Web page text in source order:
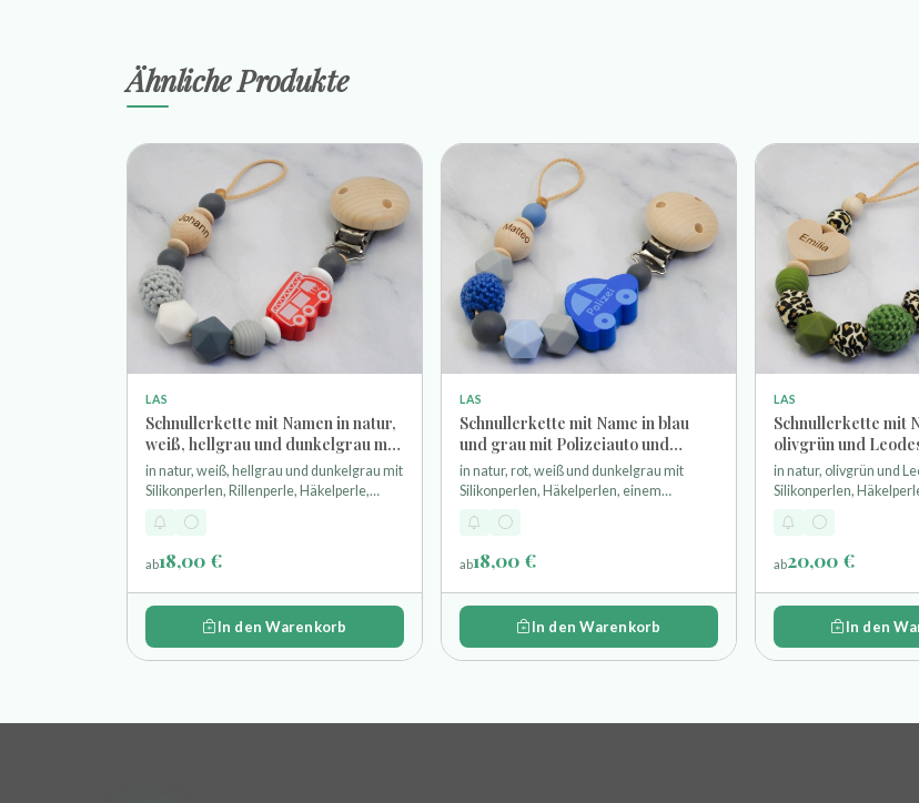
Ähnliche Produkte
LAS
Schnullerkette mit Namen in natur,
weiß, hellgrau und dunkelgrau mit
Wunschnamen und Feuerwehrauto
in natur, weiß, hellgrau und dunkelgrau mit
Silikonperlen, Rillenperle, Häkelperle,
einem Feuerwehrauto und einer
gravierten Namensperle
ab18,00 €
In den Warenkorb
LAS
Schnullerkette mit Name in blau
und grau mit Polizeiauto und
gravierter Namensperle
in natur, rot, weiß und dunkelgrau mit
Silikonperlen, Häkelperlen, einem
Feuerwehrauto und einer gravierten
Namensperle
ab18,00 €
In den Warenkorb
LAS
Schnullerkette mit
olivgrün und
Lasergravur
in natur, olivgrün und
Silikonperlen,
einem graviertem Herz
Wunschnamen
ab20,00 €
In den